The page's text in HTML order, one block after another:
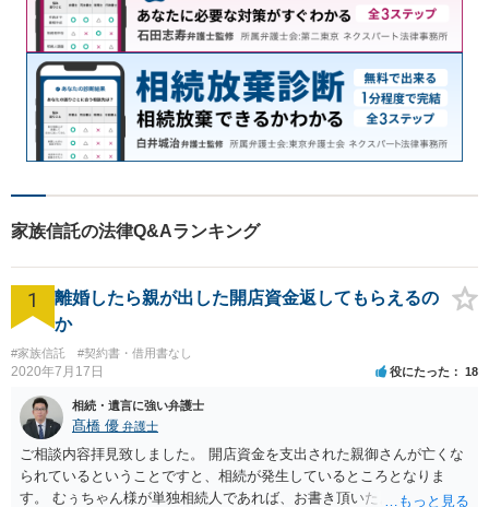
家族信託の法律Q&Aランキング
1
離婚したら親が出した開店資金返してもらえるの
か
#家族信託 #契約書・借用書なし
2020年7月17日 役にたった 18
相続・遺言に強い弁護士
髙橋 優 弁護士
ご相談内容拝見致しました。 開店資金を支出された親御さんが亡くな
られているということですと、相続が発生しているところとなりま
す。 むぅちゃん様が単独相続人であれば、お書き頂いたような方法で